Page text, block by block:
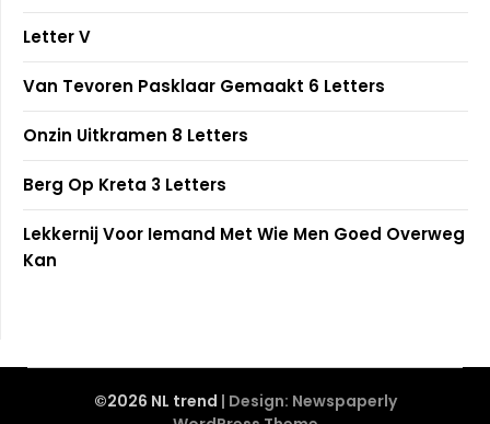
Letter V
Van Tevoren Pasklaar Gemaakt 6 Letters
Onzin Uitkramen 8 Letters
Berg Op Kreta 3 Letters
Lekkernij Voor Iemand Met Wie Men Goed Overweg
Kan
©2026 NL trend | Design: Newspaperly